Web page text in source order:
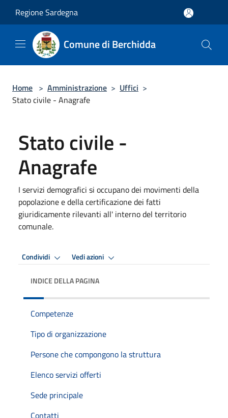
Regione Sardegna
Comune di Berchidda
Home > Amministrazione > Uffici >
Stato civile - Anagrafe
Stato civile -
Anagrafe
I servizi demografici si occupano dei movimenti della
popolazione e della certificazione dei fatti
giuridicamente rilevanti all' interno del territorio
comunale.
Condividi Vedi azioni
INDICE DELLA PAGINA
Competenze
Tipo di organizzazione
Persone che compongono la struttura
Elenco servizi offerti
Sede principale
Contatti